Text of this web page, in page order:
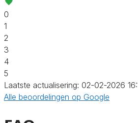
0
1
2
3
4
5
Laatste actualisering: 02-02-2026
Alle beoordelingen op Google